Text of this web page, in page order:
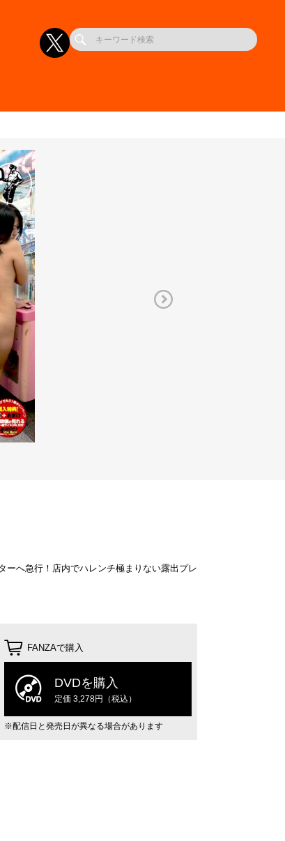
ーへ急行！店内でハレンチ極まりない露出プレ
FANZAで購入
DVDを購入
定価 3,278円（税込）
※配信日と発売日が異なる場合があります